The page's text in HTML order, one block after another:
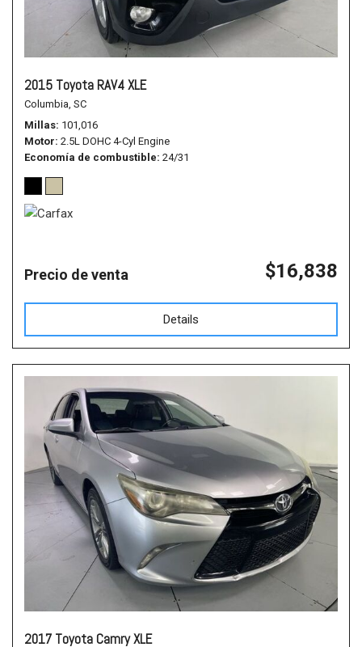
2015 Toyota RAV4 XLE
Columbia, SC
Millas 101,016
Motor 2.5L DOHC 4-Cyl Engine
Economía de combustible 24/31
Precio de venta $16,838
Details
2017 Toyota Camry XLE